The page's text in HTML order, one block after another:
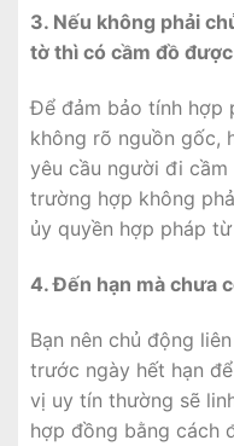
3. Nếu không phải
tờ thì có cầm đồ
Để đảm bảo tính hợp
không rõ nguồn gốc,
yêu cầu người đi cầm
trường hợp không
ủy quyền hợp pháp
4. Đến hạn mà chưa
Bạn nên chủ động
trước ngày hết hạn
vị uy tín thường sẽ
hợp đồng bằng cách